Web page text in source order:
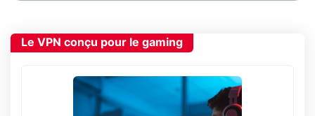
Le VPN conçu pour le gaming